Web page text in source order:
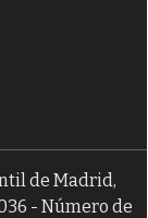
de Madrid,
- Número de